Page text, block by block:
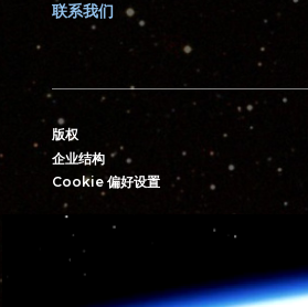
联系我们
版权
企业结构
Cookie 偏好设置